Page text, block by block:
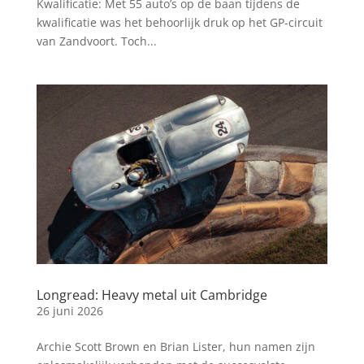
Kwalificatie: Met 55 auto’s op de baan tijdens de
kwalificatie was het behoorlijk druk op het GP-circuit
van Zandvoort. Toch...
Longread: Heavy metal uit Cambridge
26 juni 2026
Archie Scott Brown en Brian Lister, hun namen zijn